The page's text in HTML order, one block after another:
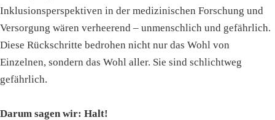
Inklusionsperspektiven in der medizinischen Forschung und
Versorgung wären verheerend – unmenschlich und gefährlich.
Diese Rückschritte bedrohen nicht nur das Wohl von
Einzelnen, sondern das Wohl aller. Sie sind schlichtweg
gefährlich.
Darum sagen wir: Halt!